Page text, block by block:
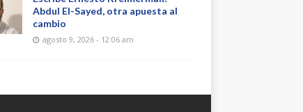
Abdul El-Sayed, otra apuesta al
cambio
agosto 9, 2026 - 12:06 am